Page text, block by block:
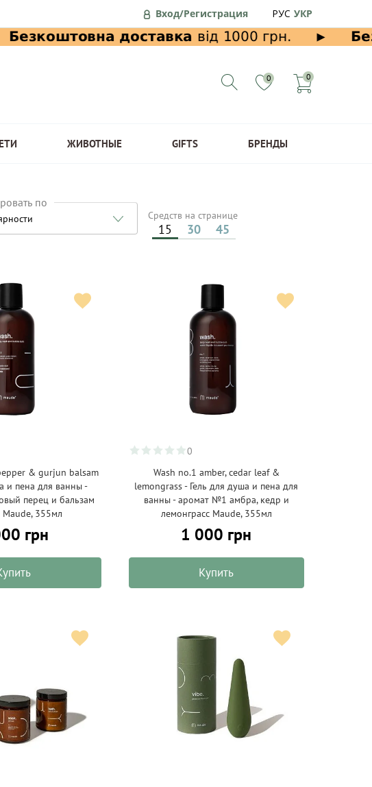
Вход/Регистрация РУС УКР
0 0
ЖИВОТНЫЕ GIFTS БРЕНДЫ
по
Средств на странице
15 30 45
& gurjun balsam
и пена для ванны -
перец и бальзам
Maude, 355мл
грн
0
Wash no.1 amber, cedar leaf &
lemongrass - Гель для душа и пена для
ванны - аромат №1 амбра, кедр и
лемонграсс Maude, 355мл
1 000 грн
Купить